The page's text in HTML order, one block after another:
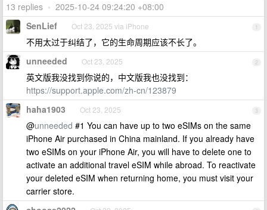
13 replies • 2025-10-24 09:24:20 +08:00
1
SenLief Oct 23, 2025 via iPhone
不用太过于纠结了，它的生命周期应该不长了。
2
unneeded Oct 23, 2025
英文版我没找到你说的，中文版我也没找到：
https://support.apple.com/zh-cn/123879
3
haha1903 Oct 23, 2025
@unneeded #1 You can have up to two eSIMs on the same
iPhone Air purchased in China mainland. If you already have
two eSIMs on your iPhone Air, you will have to delete one to
activate an additional travel eSIM while abroad. To reactivate
your deleted eSIM when returning home, you must visit your
carrier store.